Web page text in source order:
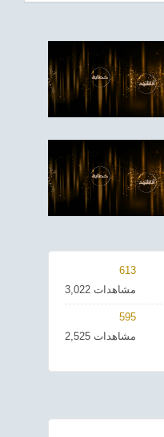
613
3,022 مشاهدات
595
2,525 مشاهدات